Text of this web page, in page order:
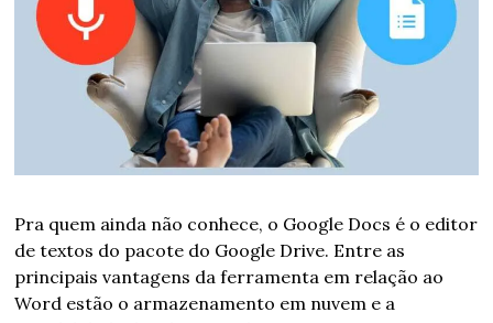
Pra quem ainda não conhece, o Google Docs é o editor
de textos do pacote do Google Drive. Entre as
principais vantagens da ferramenta em relação ao
Word estão o armazenamento em nuvem e a